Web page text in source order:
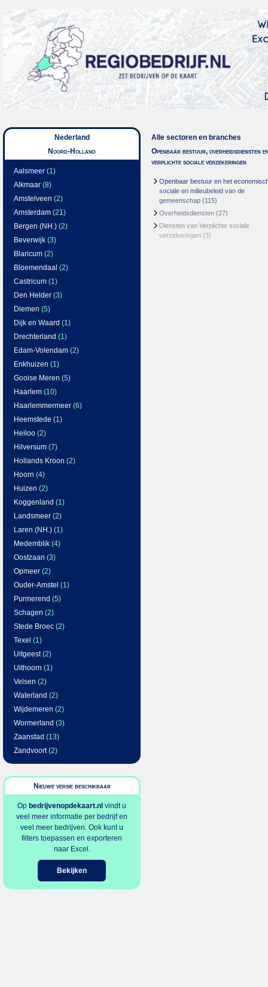
Nederland
Noord-Holland
Aalsmeer (1)
Alkmaar (8)
Amstelveen (2)
Amsterdam (21)
Bergen (NH.) (2)
Beverwijk (3)
Blaricum (2)
Bloemendaal (2)
Castricum (1)
Den Helder (3)
Diemen (5)
Dijk en Waard (1)
Drechterland (1)
Edam-Volendam (2)
Enkhuizen (1)
Gooise Meren (5)
Haarlem (10)
Haarlemmermeer (6)
Heemstede (1)
Heiloo (2)
Hilversum (7)
Hollands Kroon (2)
Hoorn (4)
Huizen (2)
Koggenland (1)
Landsmeer (2)
Laren (NH.) (1)
Medemblik (4)
Oostzaan (3)
Opmeer (2)
Ouder-Amstel (1)
Purmerend (5)
Schagen (2)
Stede Broec (2)
Texel (1)
Uitgeest(2)
Uithoorn (1)
Velsen (2)
Waterland (2)
Wijdemeren (2)
Wormerland (3)
Zaanstad (13)
Zandvoort(2)
Nieuwe versie beschikbaar
Op bedrijvenopdekaart.nl vindt u
veel meer informatie per bedrijf en
veel meer bedrijven. Ook kunt u
filters toepassen en exporteren
naar Excel.
Bekijken
Alle sectoren en branches
Openbaar bestuur, overheidsdiensten
verplichte sociale verzekeringen
Openbaar bestuur en het
sociale en milieubeleid van de
gemeenschap (115)
Overheidsdiensten (27)
Diensten van Verplichte sociale
verzekeringen (3)